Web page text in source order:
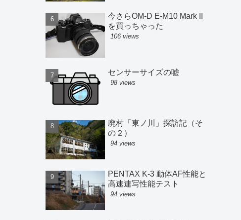
今さらOM-D E-M10 Mark II
を買っちゃった
106 views
センサーサイズの嘘
98 views
廃村「東ノ川」探訪記（そ
の２）
94 views
PENTAX K-3 動体AF性能と
高速連写性能テスト
94 views